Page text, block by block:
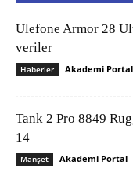
Ulefone Armor 28
veriler
Haberler Akademi Portal
Tank 2 Pro 8849
14
Manşet Akademi Portal -